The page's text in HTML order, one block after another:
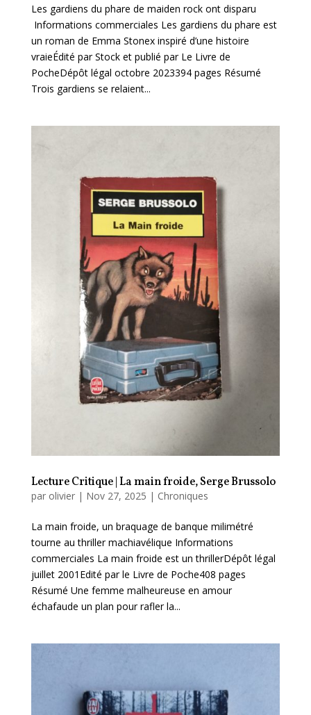
Les gardiens du phare de maiden rock ont disparu
Informations commerciales Les gardiens du phare est
un roman de Emma Stonex inspiré d’une histoire
vraieÉdité par Stock et publié par Le Livre de
PocheDépôt légal octobre 2023394 pages Résumé
Trois gardiens se relaient...
Lecture Critique | La main froide, Serge Brussolo
par olivier| Nov 27, 2025 | Chroniques
La main froide, un braquage de banque milimétré
tourne au thriller machiavélique Informations
commerciales La main froide est un thrillerDépôt légal
juillet 2001Edité par le Livre de Poche408 pages
Résumé Une femme malheureuse en amour
échafaude un plan pour rafler la...